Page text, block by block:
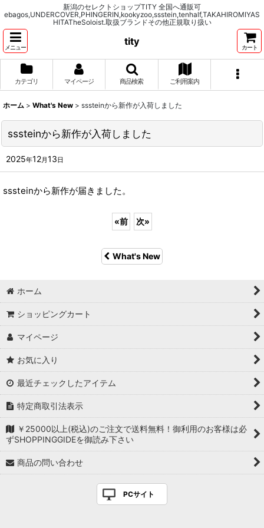
新潟のセレクトショップTITY 全国へ通販可
ebagos,UNDERCOVER,PHINGERIN,kookyzoo,ssstein,tenhalf,TAKAHIROMIYAS
HITATheSoloist.取扱ブランドその他正規取り扱い
メニュー
tity
カート
カテゴリ マイページ 商品検索 ご利用案内
ホーム > What's New > sssteinから新作が入荷しました
sssteinから新作が入荷しました
2025年12月13日
sssteinから新作が届きました。
«前 次»
What's New
ホーム
ショッピングカート
マイページ
お気に入り
最近チェックしたアイテム
特定商取引法表示
￥25000以上(税込)のご注文で送料無料！御利用のお客様は必
ずSHOPPINGGIDEを御読み下さい
商品の問い合わせ
PCサイト